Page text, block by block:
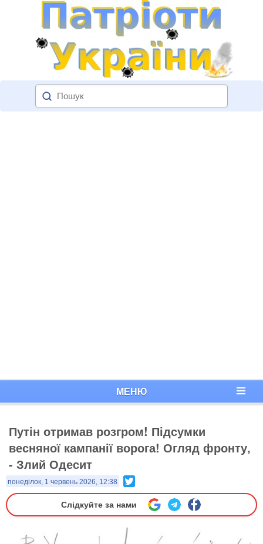
МЕНЮ
Путін отримав розгром! Підсумки
весняної кампанії ворога! Огляд фронту,
- Злий Одесит
понеділок, 1 червень 2026, 12:38
Слідкуйте за нами